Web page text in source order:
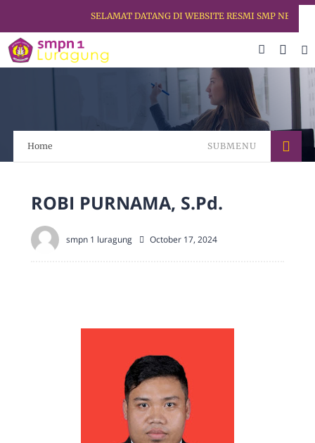
SELAMAT DATANG DI WEBSITE RESMI SMP NEGERI 1
Home SUBMENU
ROBI PURNAMA, S.Pd.
smpn 1 luragung October 17, 2024